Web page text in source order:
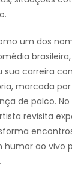
um dos
sua carreira
marcada
de palco. No
revisita
humor ao vivo